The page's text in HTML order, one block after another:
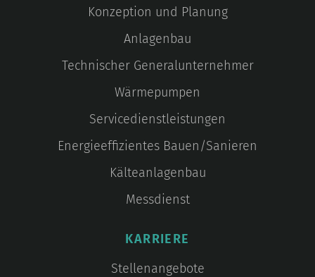
Konzeption und Planung
Anlagenbau
Technischer Generalunternehmer
Wärmepumpen
Servicedienstleistungen
Energieeffizientes Bauen/Sanieren
Kälteanlagenbau
Messdienst
KARRIERE
Stellenangebote